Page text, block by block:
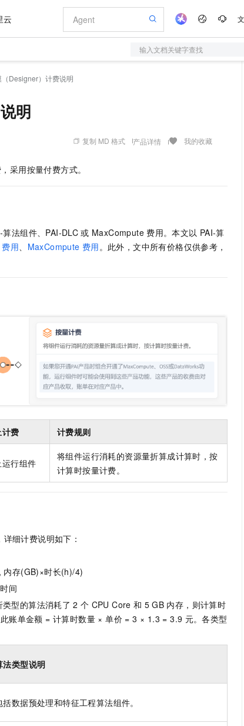
云
输入文档关键字查找
Designer）计费说明
明
复制 MD 格式 产品详情 我的收藏
采用按量付费方式。
算法组件、PAI-DLC 或 MaxCompute 费用。本文以 PAI-算
费用、 MaxCompute 费用。此外，文中所有价格仅供参考，
费 计费规则
行组件
将组件运行消耗的资源量折算成计算时，按
计算时按量计费。
细计费说明如下：
内存(GB)×时长(h)/4)
间
型的算法消耗了 2 个 CPU Core 和 5 GB 内存，则计算时
账单金额 = 计算时数量 × 单价 =3 × 1.3 = 3.9 元。各类型
法类型说明
括数据预处理和特征工程算法组件。
旗舰 MoE 大模型，百万上下文与顶尖推理能力 图生视频，流畅自然，细节丰富
能体
AI Native 的算法工程平台，一站式完成建模、训练、推理服务部署
万有无界
云端极速 AI 应用创作平台
R1 满血版
建站服务
大模型
推理服务
版 ACK
用的 K8s 服务
全托管，含MySQL、PostgreSQL、SQL Server、MariaDB多引擎
云防火墙
云原生的云上边界网络安全防护产品
和格式还原
自进化智能体
越用越聪明
轻松解锁专属 DeepSeek-V4-Pro
，加速 Al 应用落地
计划 NEW
，限时加量 10 倍，夜间低至2折
元/月
码
AI 场景体验
从图文生成到视频创作，一键激活电商全链路生产力
AI 短剧/漫剧
AI助力短剧漫剧创作，剧本、分镜、视频高效生成
配置报价器
基础软件
WordPress
模板建站
定制建站
定制小程序
APP 开发
建站系统
产品伙伴合作计划
成为服务伙伴
阿里云认证
市场活动
高校合作